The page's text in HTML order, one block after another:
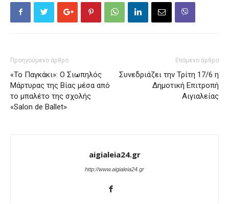
Προηγούμενο άρθρο
«Το Παγκάκι»: Ο Σιωπηλός
Μάρτυρας της Βίας μέσα από
το μπαλέτο της σχολής
«Salon de Ballet»
Επόμενο άρθρο
Συνεδριάζει την Τρίτη 17/6 η
Δημοτική Επιτροπή
Αιγιαλείας
aigialeia24.gr
http://www.aigialeia24.gr